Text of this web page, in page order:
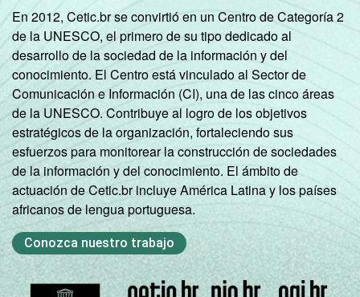
2
incompleto
68,45 46,25
Fundamental
2
completo
68,77
Médio
incompleto
71,77 58,87
Médio
completo
Universitário
incompleto
68,31 68,88
En 2012, Cetic.br se convirtió en un Centro de Categoría 2
de la UNESCO, el primero de su tipo dedicado al
desarrollo de la sociedad de la información y del
conocimiento. El Centro está vinculado al Sector de
Comunicación e Información (CI), una de las cinco áreas
de la UNESCO. Contribuye al logro de los objetivos
estratégicos de la organización, fortaleciendo sus
esfuerzos para monitorear la construcción de sociedades
de la información y del conocimiento. El ámbito de
actuación de Cetic.br incluye América Latina y los países
africanos de lengua portuguesa.
Conozca nuestro trabajo